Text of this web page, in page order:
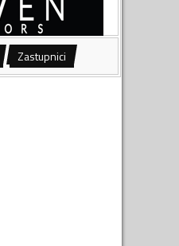
Zastupnici